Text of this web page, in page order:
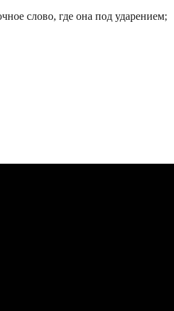
слово, где она под ударением;